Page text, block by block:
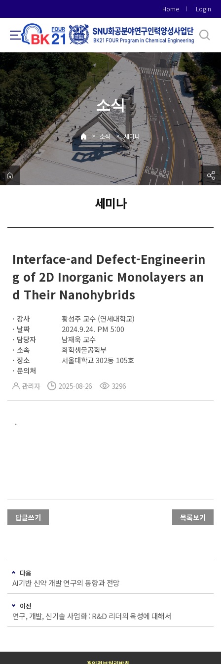
로
메
뉴
Home Login
소식
> 소식 > 세미나
세미나
Interface-and Defect-Engineerin
g of 2D Inorganic Monolayers an
d Their Nanohybrids
강사
황성주 교수 (연세대학교)
날짜
2024.9.24. PM 5:00
담당자
남재욱 교수
소속
화학생물공학부
장소
서울대학교 302동 105호
문의처
관리자 2025-08-26 3296
.
답글쓰기 목록보기
다음
AI기반 신약 개발 연구의 동향과 전망
이전
연구, 개발, 신기술 사업화 : R&D 리더의 육성에 대해서